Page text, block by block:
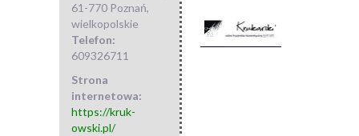
61-770 Poznań,
wielkopolskie
Telefon:
609326711
Strona
internetowa:
https://kruk-
owski.pl/